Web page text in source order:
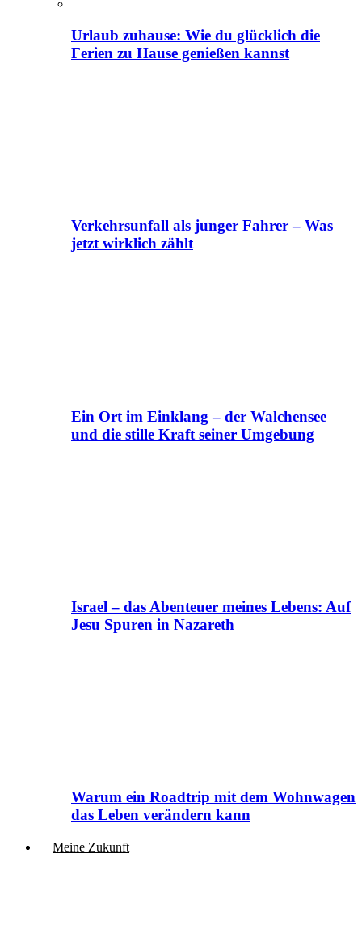
Urlaub zuhause: Wie du glücklich die
Ferien zu Hause genießen kannst
Verkehrsunfall als junger Fahrer – Was
jetzt wirklich zählt
Ein Ort im Einklang – der Walchensee
und die stille Kraft seiner Umgebung
Israel – das Abenteuer meines Lebens: Auf
Jesu Spuren in Nazareth
Warum ein Roadtrip mit dem Wohnwagen
das Leben verändern kann
Meine Zukunft